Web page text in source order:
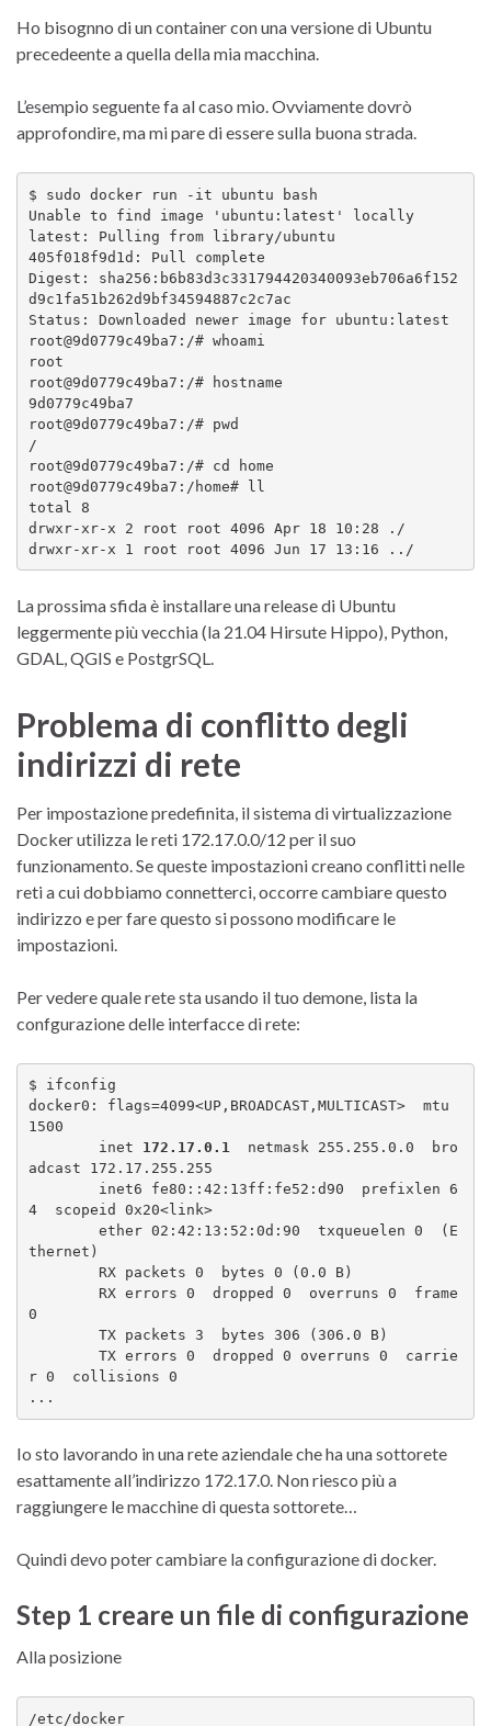
Ho bisognno di un container con una versione di Ubuntu
precedeente a quella della mia macchina.
L’esempio seguente fa al caso mio. Ovviamente dovrò
approfondire, ma mi pare di essere sulla buona strada.
$ sudo docker run -it ubuntu bash
Unable to find image 'ubuntu:latest' locally
latest: Pulling from library/ubuntu
405f018f9d1d: Pull complete
Digest: sha256:b6b83d3c331794420340093eb706a6f152
d9c1fa51b262d9bf34594887c2c7ac
Status: Downloaded newer image for ubuntu:latest
root@9d0779c49ba7:/# whoami
root
root@9d0779c49ba7:/# hostname
9d0779c49ba7
root@9d0779c49ba7:/# pwd
/
root@9d0779c49ba7:/# cd home
root@9d0779c49ba7:/home# ll
total 8
drwxr-xr-x 2 root root 4096 Apr 18 10:28 ./
La prossima sfida è installare una release di Ubuntu
leggermente più vecchia (la 21.04 Hirsute Hippo), Python,
GDAL, QGIS e PostgrSQL.
Problema di conflitto degli
indirizzi di rete
Per impostazione predefinita, il sistema di virtualizzazione
Docker utilizza le reti 172.17.0.0/12 per il suo
funzionamento. Se queste impostazioni creano conflitti nelle
reti a cui dobbiamo connetterci, occorre cambiare questo
indirizzo e per fare questo si possono modificare le
impostazioni.
Per vedere quale rete sta usando il tuo demone, lista la
confgurazione delle interfacce di rete:
$ ifconfig
docker0: flags=4099<UP,BROADCAST,MULTICAST>  mtu
1500
        inet
172.17.0.1
  netmask 255.255.0.0  bro
adcast 172.17.255.255
4  scopeid 0x20<link>
thernet)
0
r 0  collisions 0
...
Io sto lavorando in una rete aziendale che ha una sottorete
esattamente all’indirizzo 172.17.0. Non riesco più a
raggiungere le macchine di questa sottorete…
Quindi devo poter cambiare la configurazione di docker.
Step 1 creare un file di configurazione
Alla posizione
/etc/docker